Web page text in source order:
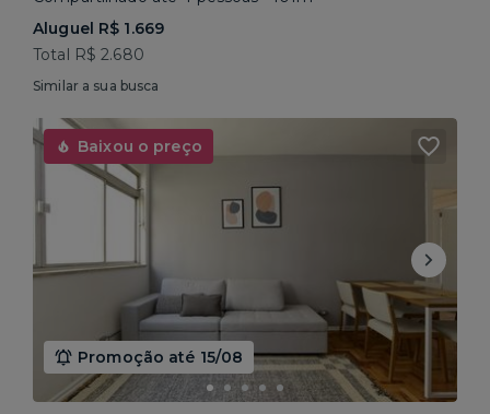
Aluguel R$ 1.669
Total R$ 2.680
Similar a sua busca
Baixou o preço
Promoção até 15/08